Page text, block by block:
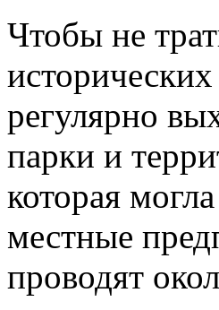
Чтобы не
регулярно
парки и
которая
местные
проводят